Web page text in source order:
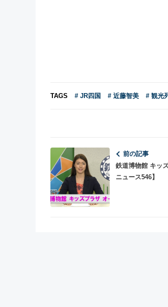
TAGS # JR四国 # 近藤智美 # 観光
前の記事
鉄道博物館 キッ
ニュース546】